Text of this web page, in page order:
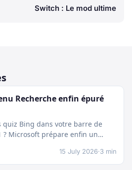
Switch : Le mod ultime
Recherche enfin épuré
quiz Bing dans votre barre de
? Microsoft prépare enfin un
15 July 2026·3 min